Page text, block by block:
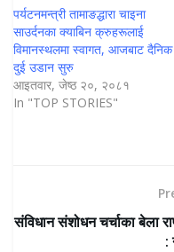
पर्यटनमन्त्री तामाङद्धारा चाइना
साउर्दनका क्याबिन क्रुहरूलाई
विमानस्थलमा स्वागत, आजबाट दैनिक
दुई उडान सुरु
आइतवार, जेष्ठ २०, २०८१
In "TOP STORIES"
संविधान संशोधन चर्चाका बेला
: